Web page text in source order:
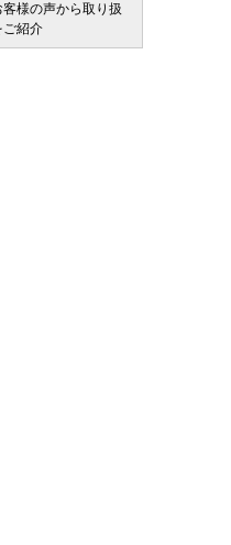
様の声から取り扱
ご紹介